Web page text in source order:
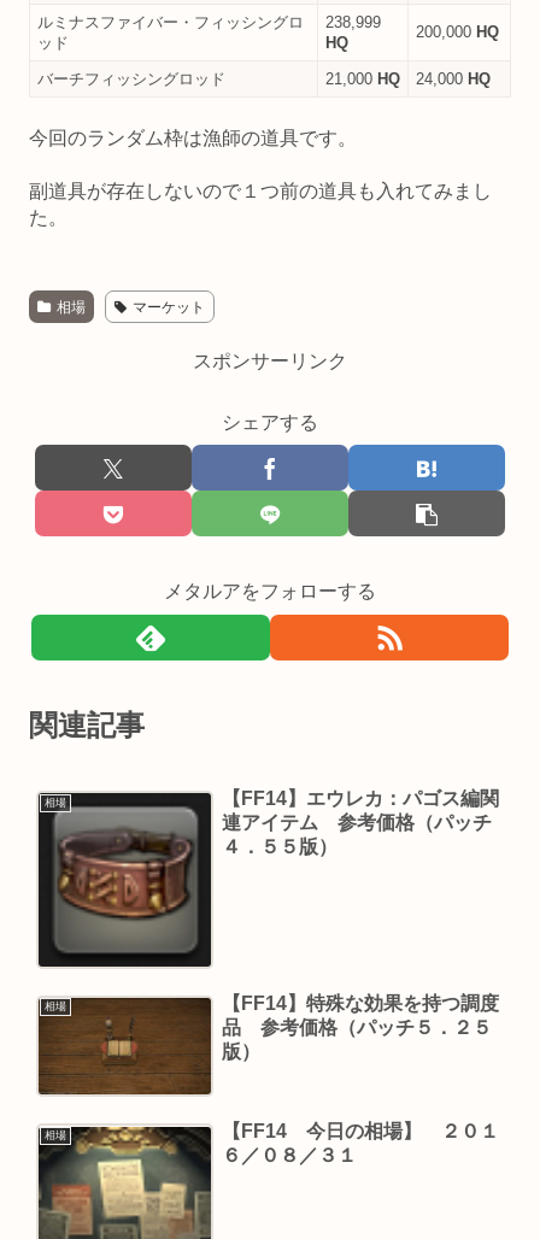
ルミナスファイバー・フィッシングロ
ッド
238,999
HQ
200,000 HQ
バーチフィッシングロッド 21,000 HQ 24,000 HQ
今回のランダム枠は漁師の道具です。
副道具が存在しないので１つ前の道具も入れてみまし
た。
相場 マーケット
スポンサーリンク
シェアする
メタルアをフォローする
関連記事
相場
【FF14】エウレカ：パゴス編関
連アイテム 参考価格（パッチ
４．５５版）
相場
【FF14】特殊な効果を持つ調度
品 参考価格（パッチ５．２５
版）
相場
【FF14 今日の相場】 ２０１
６／０８／３１